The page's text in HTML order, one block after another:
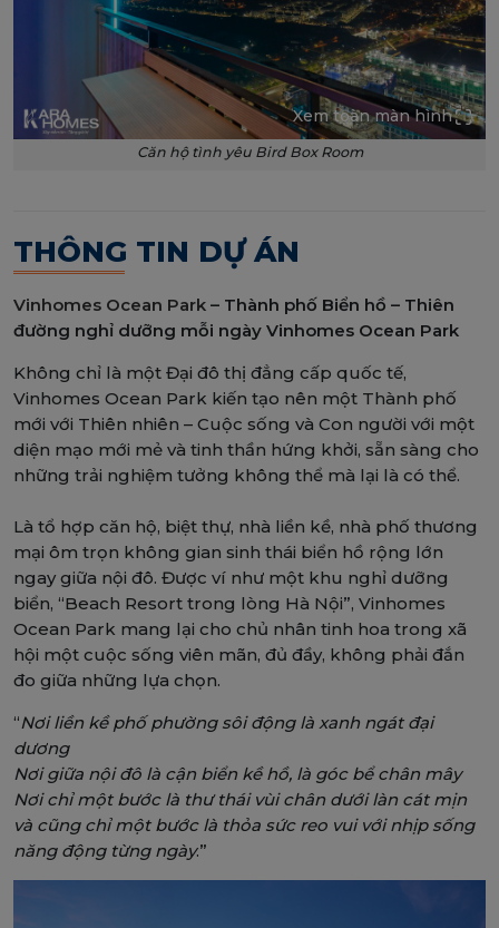
Xem toàn màn hình
Căn hộ tình yêu Bird Box Room
THÔNG TIN DỰ ÁN
Vinhomes Ocean Park – Thành phố Biển hồ – Thiên
đường nghỉ dưỡng mỗi ngày Vinhomes Ocean Park
Không chỉ là một Đại đô thị đẳng cấp quốc tế,
Vinhomes Ocean Park kiến tạo nên một Thành phố
mới với Thiên nhiên – Cuộc sống và Con người với một
diện mạo mới mẻ và tinh thần hứng khởi, sẵn sàng cho
những trải nghiệm tưởng không thể mà lại là có thể.
Là tổ hợp căn hộ, biệt thự, nhà liền kề, nhà phố thương
mại ôm trọn không gian sinh thái biển hồ rộng lớn
ngay giữa nội đô. Được ví như một khu nghỉ dưỡng
biển, “Beach Resort trong lòng Hà Nội”, Vinhomes
Ocean Park mang lại cho chủ nhân tinh hoa trong xã
hội một cuộc sống viên mãn, đủ đầy, không phải đắn
đo giữa những lựa chọn.
“Nơi liền kề phố phường sôi động là xanh ngát đại
dương
Nơi giữa nội đô là cận biển kề hồ, là góc bể chân mây
Nơi chỉ một bước là thư thái vùi chân dưới làn cát mịn
và cũng chỉ một bước là thỏa sức reo vui với nhịp sống
năng động từng ngày.”